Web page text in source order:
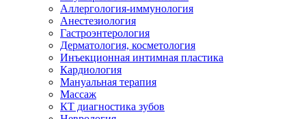
Аллергология-иммунология
Анестезиология
Гастроэнтерология
Дерматология, косметология
Инъекционная интимная пластика
Кардиология
Мануальная терапия
Массаж
КТ диагностика зубов